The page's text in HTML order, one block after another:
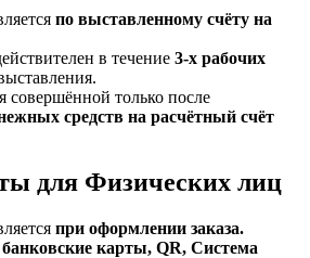
по выставленному счёту на
в течение 3‑х рабочих
совершённой только после
средств на расчётный счёт
для Физических лиц
при оформлении заказа.
карты, QR, Система